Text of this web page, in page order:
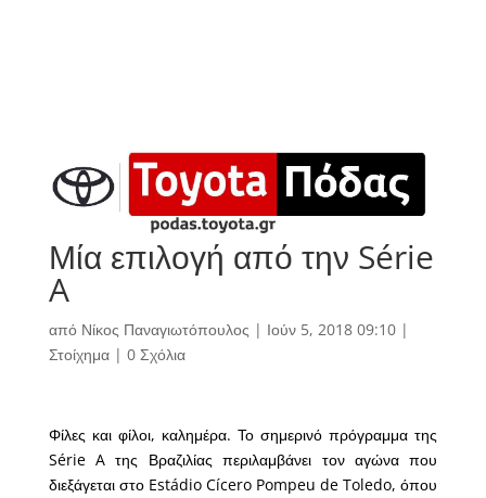
Μία επιλογή από την Série
A
από Νίκος Παναγιωτόπουλος | Ιούν 5, 2018 09:10|
Στοίχημα| 0 Σχόλια
Φίλες και φίλοι, καλημέρα. Το σημερινό πρόγραμμα της
Série A της Βραζιλίας περιλαμβάνει τον αγώνα που
διεξάγεται στο Estádio Cícero Pompeu de Toledo, όπου